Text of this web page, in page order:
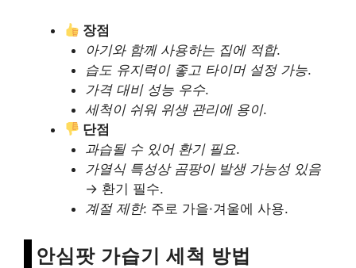
장점
아기와 함께 사용하는 집에 적합.
습도 유지력이 좋고 타이머 설정 가능.
가격 대비 성능 우수.
세척이 쉬워 위생 관리에 용이.
단점
과습될 수 있어 환기 필요.
가열식 특성상 곰팡이 발생 가능성 있음
→ 환기 필수.
계절 제한: 주로 가을·겨울에 사용.
안심팟 가습기 세척 방법